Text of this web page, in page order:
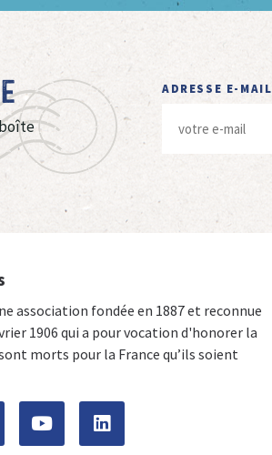
ADRESSE E-MAIL
association fondée en 1887 et reconnue
1906 qui a pour vocation d'honorer la
morts pour la France qu’ils soient